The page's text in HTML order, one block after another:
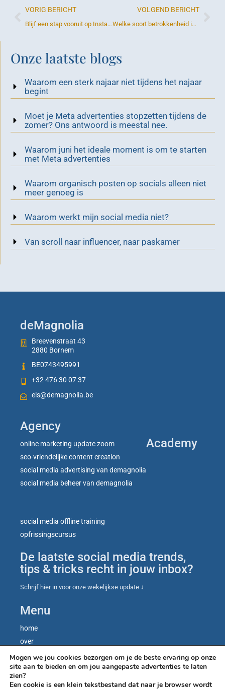
VORIG BERICHT
Blijf een stap vooruit op Instagram door up-to-date te blijven voor blijvend succes.
VOLGEND BERICHT
Welke soort betrokkenheid is het best en werkt het meest in op het Algoritme?
Onze laatste blogs
Waarom een sterk najaar niet tijdens het najaar
begint
Moet je Meta advertenties stopzetten tijdens de
zomer? Ons antwoord is meestal nee.
Waarom juni het ideale moment is om te starten
met Meta advertenties
Waarom organisch posten op socials alleen niet
meer genoeg is
Waarom werkt mijn social media niet?
Van scroll naar influencer, naar paskamer
deMagnolia
Breevenstraat 43
2880 Bornem
BE0743495991
+32 476 30 07 37
els@demagnolia.be
Agency
online marketing update zoom
seo-vriendelijke content creation
social media advertising van demagnolia
social media beheer van demagnolia
Academy
social media offline training
opfrissingscursus
De laatste social media trends,
tips & tricks recht in jouw inbox?
Schrijf hier in voor onze wekelijkse update ↓
Menu
home
over
contact
blog
let’s talk
Mogen we jou cookies bezorgen om je de beste ervaring op onze
site aan te bieden en om jou aangepaste advertenties te laten
zien?
Een cookie is een klein tekstbestand dat naar je browser wordt